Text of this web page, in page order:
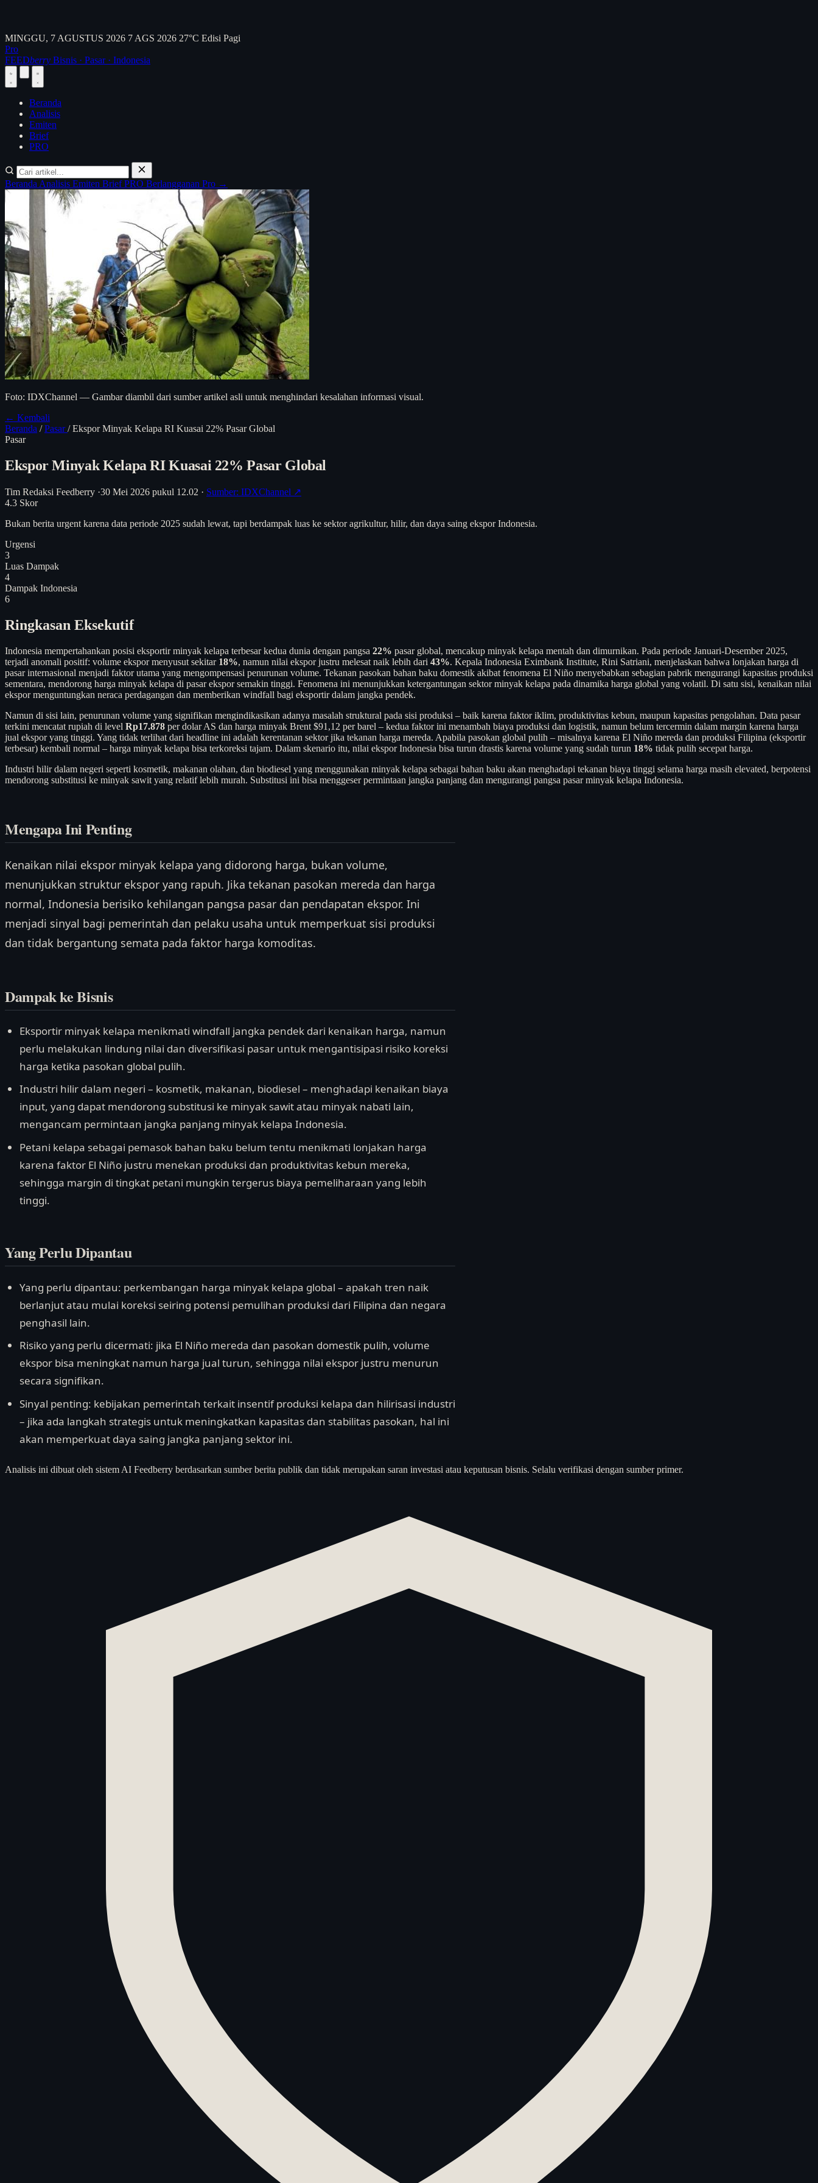
MINGGU, 7 AGUSTUS 2026 7 AGS 2026 27°C Edisi Pagi
Pro
FEEDberry Bisnis · Pasar · Indonesia
Beranda
Analisis
Emiten
Brief
PRO
Beranda Analisis Emiten BriefPRO Berlangganan Pro →
Foto: IDXChannel — Gambar diambil dari sumber artikel asli untuk menghindari kesalahan informasi visual.
← Kembali
Beranda / Pasar/ Ekspor Minyak Kelapa RI Kuasai 22% Pasar Global
Pasar
Ekspor Minyak Kelapa RI Kuasai 22% Pasar Global
Tim Redaksi Feedberry ·30 Mei 2026 pukul 12.02 · Sumber: IDXChannel ↗
4.3 Skor
Bukan berita urgent karena data periode 2025 sudah lewat, tapi berdampak luas ke sektor agrikultur, hilir, dan daya saing ekspor Indonesia.
Urgensi
3
Luas Dampak
4
Dampak Indonesia
6
Ringkasan Eksekutif
Indonesia mempertahankan posisi eksportir minyak kelapa terbesar kedua dunia dengan pangsa 22% pasar global, mencakup minyak kelapa mentah dan dimurnikan. Pada periode Januari-Desember 2025,
terjadi anomali positif: volume ekspor menyusut sekitar 18%, namun nilai ekspor justru melesat naik lebih dari 43%. Kepala Indonesia Eximbank Institute, Rini Satriani, menjelaskan bahwa lonjakan harga di
pasar internasional menjadi faktor utama yang mengompensasi penurunan volume. Tekanan pasokan bahan baku domestik akibat fenomena El Niño menyebabkan sebagian pabrik mengurangi kapasitas produksi
sementara, mendorong harga minyak kelapa di pasar ekspor semakin tinggi. Fenomena ini menunjukkan ketergantungan sektor minyak kelapa pada dinamika harga global yang volatil. Di satu sisi, kenaikan nilai
ekspor menguntungkan neraca perdagangan dan memberikan windfall bagi eksportir dalam jangka pendek.
Namun di sisi lain, penurunan volume yang signifikan mengindikasikan adanya masalah struktural pada sisi produksi – baik karena faktor iklim, produktivitas kebun, maupun kapasitas pengolahan. Data pasar
terkini mencatat rupiah di level Rp17.878 per dolar AS dan harga minyak Brent $91,12 per barel – kedua faktor ini menambah biaya produksi dan logistik, namun belum tercermin dalam margin karena harga
jual ekspor yang tinggi. Yang tidak terlihat dari headline ini adalah kerentanan sektor jika tekanan harga mereda. Apabila pasokan global pulih – misalnya karena El Niño mereda dan produksi Filipina (eksportir
terbesar) kembali normal – harga minyak kelapa bisa terkoreksi tajam. Dalam skenario itu, nilai ekspor Indonesia bisa turun drastis karena volume yang sudah turun 18% tidak pulih secepat harga.
Industri hilir dalam negeri seperti kosmetik, makanan olahan, dan biodiesel yang menggunakan minyak kelapa sebagai bahan baku akan menghadapi tekanan biaya tinggi selama harga masih elevated, berpotensi
mendorong substitusi ke minyak sawit yang relatif lebih murah. Substitusi ini bisa menggeser permintaan jangka panjang dan mengurangi pangsa pasar minyak kelapa Indonesia.
Mengapa Ini Penting
Kenaikan nilai ekspor minyak kelapa yang didorong harga, bukan volume,
menunjukkan struktur ekspor yang rapuh. Jika tekanan pasokan mereda dan harga
normal, Indonesia berisiko kehilangan pangsa pasar dan pendapatan ekspor. Ini
menjadi sinyal bagi pemerintah dan pelaku usaha untuk memperkuat sisi produksi
dan tidak bergantung semata pada faktor harga komoditas.
Dampak ke Bisnis
Eksportir minyak kelapa menikmati windfall jangka pendek dari kenaikan harga, namun
perlu melakukan lindung nilai dan diversifikasi pasar untuk mengantisipasi risiko koreksi
harga ketika pasokan global pulih.
Industri hilir dalam negeri – kosmetik, makanan, biodiesel – menghadapi kenaikan biaya
input, yang dapat mendorong substitusi ke minyak sawit atau minyak nabati lain,
mengancam permintaan jangka panjang minyak kelapa Indonesia.
Petani kelapa sebagai pemasok bahan baku belum tentu menikmati lonjakan harga
karena faktor El Niño justru menekan produksi dan produktivitas kebun mereka,
sehingga margin di tingkat petani mungkin tergerus biaya pemeliharaan yang lebih
tinggi.
Yang Perlu Dipantau
Yang perlu dipantau: perkembangan harga minyak kelapa global – apakah tren naik
berlanjut atau mulai koreksi seiring potensi pemulihan produksi dari Filipina dan negara
penghasil lain.
Risiko yang perlu dicermati: jika El Niño mereda dan pasokan domestik pulih, volume
ekspor bisa meningkat namun harga jual turun, sehingga nilai ekspor justru menurun
secara signifikan.
Sinyal penting: kebijakan pemerintah terkait insentif produksi kelapa dan hilirisasi industri
– jika ada langkah strategis untuk meningkatkan kapasitas dan stabilitas pasokan, hal ini
akan memperkuat daya saing jangka panjang sektor ini.
Analisis ini dibuat oleh sistem AI Feedberry berdasarkan sumber berita publik dan tidak merupakan saran investasi atau keputusan bisnis. Selalu verifikasi dengan sumber primer.